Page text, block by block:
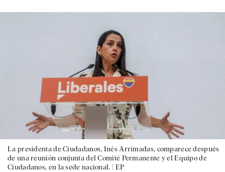
La presidenta de Ciudadanos, Inés Arrimadas, comparece después
de una reunión conjunta del Comité Permanente y el Equipo de
Ciudadanos, en la sede nacional. | EP